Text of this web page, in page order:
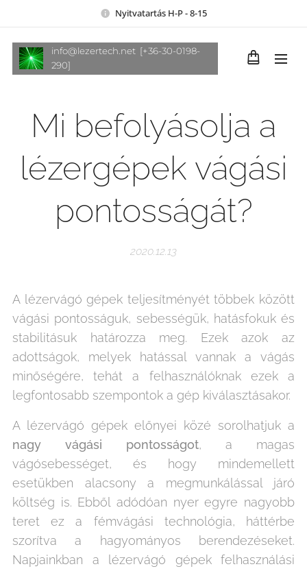
Nyitvatartás H-P - 8-15
info@lezertech.net [+36-30-0198-
290]
Mi befolyásolja a
lézergépek vágási
pontosságát?
2020.12.13
A lézervágó gépek teljesítményét többek között
vágási pontosságuk, sebességük, hatásfokuk és
stabilitásuk határozza meg. Ezek azok az
adottságok, melyek hatással vannak a vágás
minőségére, tehát a felhasználóknak ezek a
legfontosabb szempontok a gép kiválasztásakor.
A lézervágó gépek előnyei közé sorolhatjuk a
nagy vágási pontosságot, a magas
vágósebességet, és hogy mindemellett
esetükben alacsony a megmunkálással járó
költség is. Ebből adódóan nyer egyre nagyobb
teret ez a fémvágási technológia, háttérbe
szorítva a hagyományos berendezéseket.
Napjainkban a lézervágó gépek felhasználási